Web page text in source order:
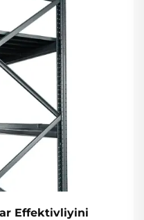
Effektivliyini